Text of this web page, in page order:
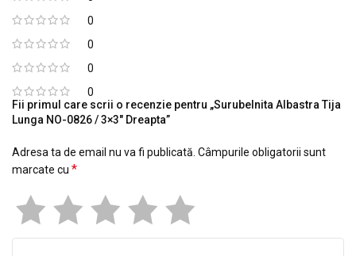
0
0
0
0
Fii primul care scrii o recenzie pentru „Surubelnita Albastra Tija
Lunga NO-0826 / 3×3" Dreapta”
Adresa ta de email nu va fi publicată. Câmpurile obligatorii sunt
marcate cu *